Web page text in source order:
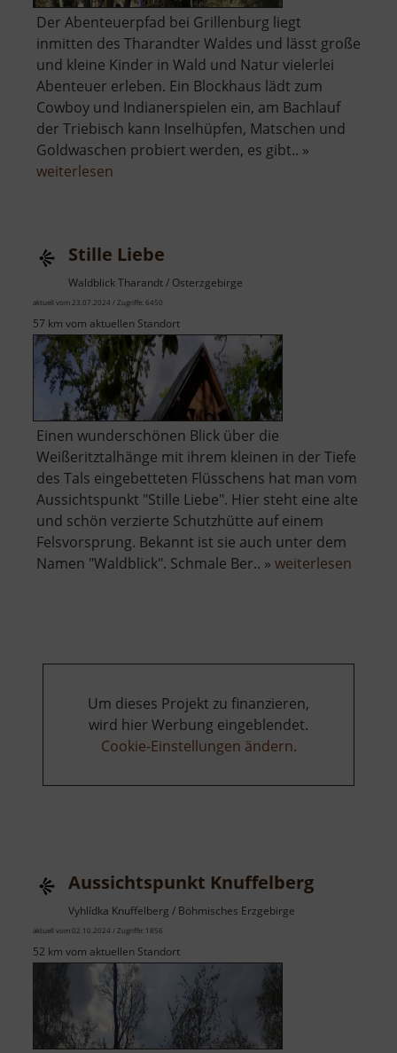
Der Abenteuerpfad bei Grillenburg liegt
inmitten des Tharandter Waldes und lässt große
und kleine Kinder in Wald und Natur vielerlei
Abenteuer erleben. Ein Blockhaus lädt zum
Cowboy und Indianerspielen ein, am Bachlauf
der Triebisch kann Inselhüpfen, Matschen und
Goldwaschen probiert werden, es gibt.. »
weiterlesen
Stille Liebe
Waldblick Tharandt / Osterzgebirge
aktuell vom 23.07.2024 / Zugriffe: 6450
57 km vom aktuellen Standort
Einen wunderschönen Blick über die
Weißeritztalhänge mit ihrem kleinen in der Tiefe
des Tals eingebetteten Flüsschens hat man vom
Aussichtspunkt "Stille Liebe". Hier steht eine alte
und schön verzierte Schutzhütte auf einem
Felsvorsprung. Bekannt ist sie auch unter dem
Namen "Waldblick". Schmale Ber.. » weiterlesen
Um dieses Projekt zu finanzieren,
wird hier Werbung eingeblendet.
Cookie-Einstellungen ändern.
Aussichtspunkt Knuffelberg
Vyhlídka Knuffelberg / Böhmisches Erzgebirge
aktuell vom 02.10.2024 / Zugriffe: 1856
52 km vom aktuellen Standort